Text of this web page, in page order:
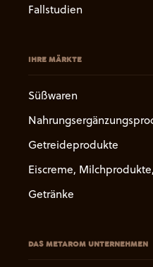
Fallstudien
IHRE MÄRKTE
Süßwaren
Getreideprodukte
Eiscreme,
Getränke
DAS METAROM UNTERNEHMEN